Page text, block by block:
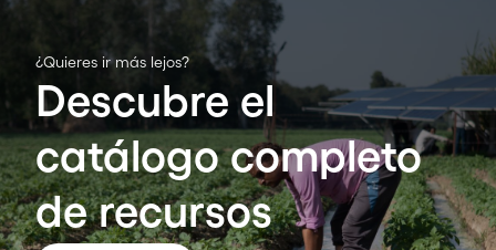
¿Quieres ir más lejos?
Descubre el
catálogo completo
de recursos